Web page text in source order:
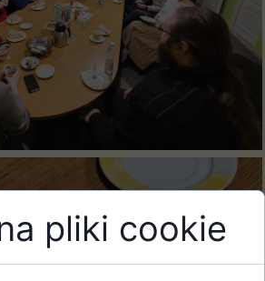
pliki cookie